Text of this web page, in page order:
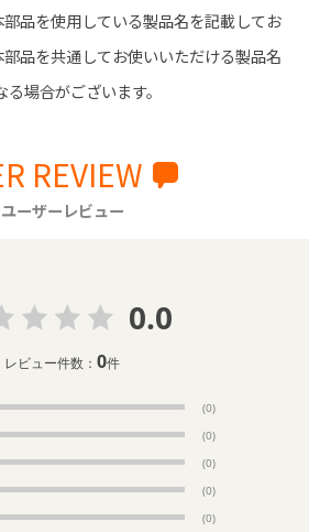
品を使用している製品名を記載してお
品を共通してお使いいただける製品名
場合がございます。
REVIEW
ユーザーレビュー
0.0
レビュー件数：0件
(0)
(0)
(0)
(0)
(0)